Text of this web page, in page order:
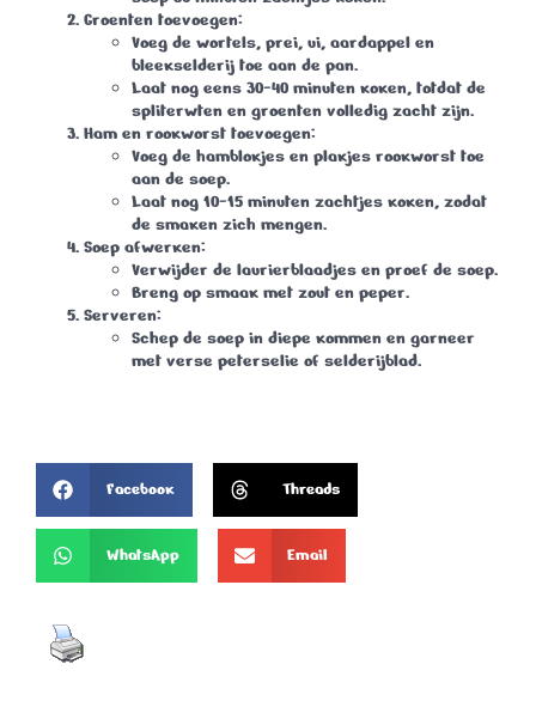
Groenten toevoegen:
Voeg de wortels, prei, ui, aardappel en
bleekselderij toe aan de pan.
Laat nog eens 30-40 minuten koken, totdat de
spliterwten en groenten volledig zacht zijn.
Ham en rookworst toevoegen:
Voeg de hamblokjes en plakjes rookworst toe
aan de soep.
Laat nog 10-15 minuten zachtjes koken, zodat
de smaken zich mengen.
Soep afwerken:
Verwijder de laurierblaadjes en proef de soep.
Breng op smaak met zout en peper.
Serveren:
Schep de soep in diepe kommen en garneer
met verse peterselie of selderijblad.
Facebook Threads
WhatsApp Email